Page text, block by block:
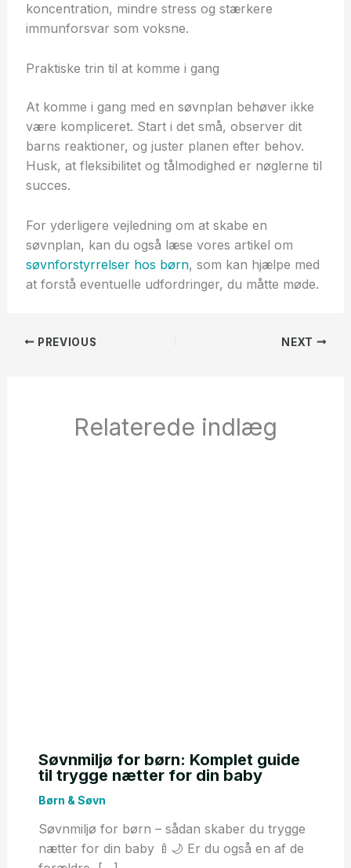
koncentration, mindre stress og stærkere
immunforsvar som voksne.
Praktiske trin til at komme i gang
At komme i gang med en søvnplan behøver ikke
være kompliceret. Start i det små, observer dit
barns reaktioner, og juster planen efter behov.
Husk, at fleksibilitet og tålmodighed er nøglerne til
succes.
For yderligere vejledning om at skabe en
søvnplan, kan du også læse vores artikel om
søvnforstyrrelser hos børn, som kan hjælpe med
at forstå eventuelle udfordringer, du måtte møde.
PREVIOUS NEXT
Relaterede indlæg
Søvnmiljø for børn: Komplet guide
til trygge nætter for din baby
Børn & Søvn
Søvnmiljø for børn – sådan skaber du trygge
nætter for din baby 🍼🌙 Er du også en af de